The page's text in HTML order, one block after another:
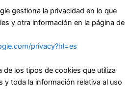
gestiona la privacidad en lo que
y otra información en la página de
privacy?hl=es
de los tipos de cookies que utiliza
y toda la información relativa al uso